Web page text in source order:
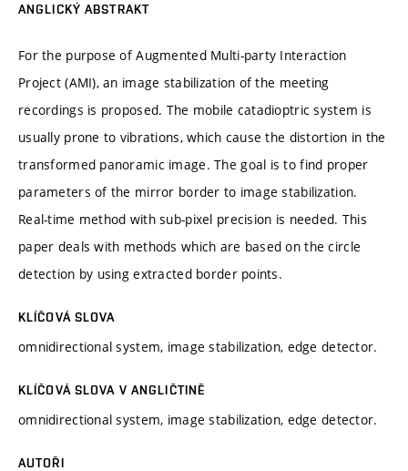
ANGLICKÝ ABSTRAKT
For the purpose of Augmented Multi-party Interaction
Project (AMI), an image stabilization of the meeting
recordings is proposed. The mobile catadioptric system is
usually prone to vibrations, which cause the distortion in the
transformed panoramic image. The goal is to find proper
parameters of the mirror border to image stabilization.
Real-time method with sub-pixel precision is needed. This
paper deals with methods which are based on the circle
detection by using extracted border points.
KLÍČOVÁ SLOVA
omnidirectional system, image stabilization, edge detector.
KLÍČOVÁ SLOVA V ANGLIČTINĚ
omnidirectional system, image stabilization, edge detector.
AUTOŘI